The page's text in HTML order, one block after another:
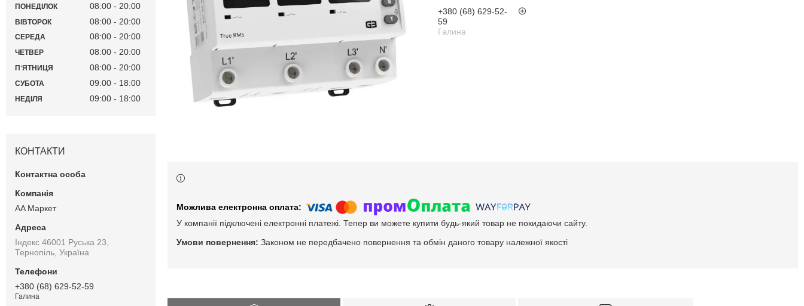
+380 (68) 629-52-
59
Галина
У компанії підключені електронні платежі. Тепер ви можете купити будь-який товар не покидаючи сайту.
Законом не передбачено повернення та обмін даного товару належної якості
ПОНЕДІЛОК 08:00 20:00
ВІВТОРОК 08:00 20:00
СЕРЕДА 08:00 20:00
ЧЕТВЕР 08:00 20:00
ПʼЯТНИЦЯ 08:00 20:00
СУБОТА 09:00 18:00
НЕДІЛЯ 09:00 18:00
КОНТАКТИ
AA Маркет
Індекс 46001 Руська 23,
Тернопіль, Україна
+380 (68) 629-52-59
Галина